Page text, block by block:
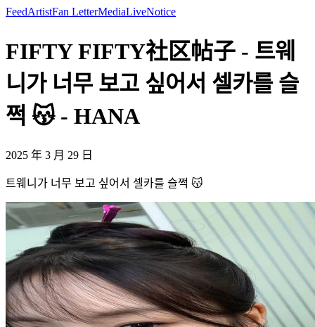
FeedArtistFan LetterMediaLiveNotice
FIFTY FIFTY社区帖子 - 트웨
니가 너무 보고 싶어서 셀카를 슬
쩍 😽 - HANA
2025 年 3 月 29 日
트웨니가 너무 보고 싶어서 셀카를 슬쩍 😽